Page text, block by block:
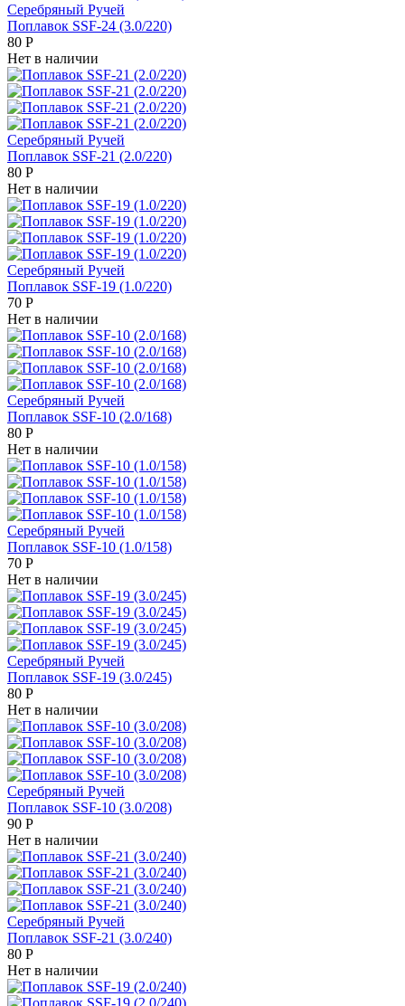
Серебряный Ручей
Поплавок SSF-24 (3.0/220)
80 Р
Нет в наличии
Серебряный Ручей
Поплавок SSF-21 (2.0/220)
80 Р
Нет в наличии
Серебряный Ручей
Поплавок SSF-19 (1.0/220)
70 Р
Нет в наличии
Серебряный Ручей
Поплавок SSF-10 (2.0/168)
80 Р
Нет в наличии
Серебряный Ручей
Поплавок SSF-10 (1.0/158)
70 Р
Нет в наличии
Серебряный Ручей
Поплавок SSF-19 (3.0/245)
80 Р
Нет в наличии
Серебряный Ручей
Поплавок SSF-10 (3.0/208)
90 Р
Нет в наличии
Серебряный Ручей
Поплавок SSF-21 (3.0/240)
80 Р
Нет в наличии